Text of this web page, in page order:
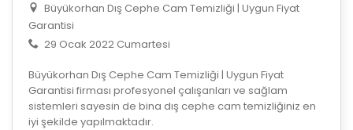
Büyükorhan Dış Cephe Cam Temizliği | Uygun Fiyat
Garantisi
29 Ocak 2022 Cumartesi
Büyükorhan Dış Cephe Cam Temizliği | Uygun Fiyat
Garantisi firması profesyonel çalışanları ve sağlam
sistemleri sayesin de bina dış cephe cam temizliğiniz en
iyi şekilde yapılmaktadır.